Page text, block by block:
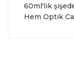
60ml'lik
Hem Optik